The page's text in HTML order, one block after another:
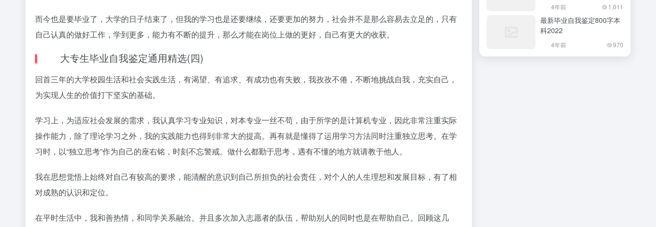
而今也是要毕业了，大学的日子结束了，但我的学习也是还要继续，还要更加的努力，社会并不是那么容易去立足的，只有
自己认真的做好工作，学到更多，能力有不断的提升，那么才能在岗位上做的更好，自己有更大的收获。
大专生毕业自我鉴定通用精选(四)
回首三年的大学校园生活和社会实践生活，有渴望、有追求、有成功也有失败，我孜孜不倦，不断地挑战自我，充实自己，
为实现人生的价值打下坚实的基础。
学习上，为适应社会发展的需求，我认真学习专业知识，对本专业一丝不苟，由于所学的是计算机专业，因此非常注重实际
操作能力，除了理论学习之外，我的实践能力也得到非常大的提高。再有就是懂得了运用学习方法同时注重独立思考。在学
习时，以“独立思考”作为自己的座右铭，时刻不忘警戒。做什么都勤于思考，遇有不懂的地方就请教于他人。
我在思想觉悟上始终对自己有较高的要求，能清醒的意识到自己所担负的社会责任，对个人的人生理想和发展目标，有了相
对成熟的认识和定位。
在平时生活中，我和善热情，和同学关系融洽。并且多次加入志愿者的队伍，帮助别人的同时也是在帮助自己。回顾这几
4年前 1,011
最新毕业自我鉴定800字本
科2022
4年前 970